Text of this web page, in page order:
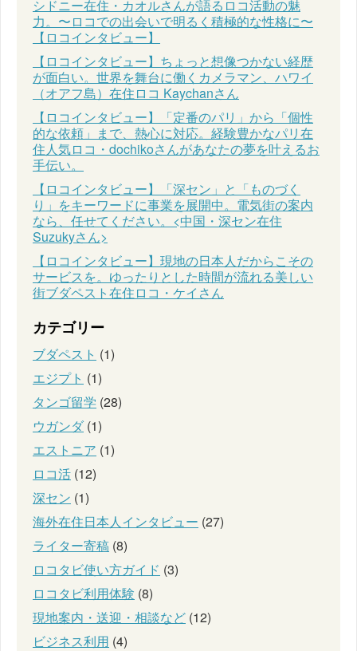
シドニー在住・カオルさんが語るロコ活動の魅
力。〜ロコでの出会いで明るく積極的な性格に〜
【ロコインタビュー】
【ロコインタビュー】ちょっと想像つかない経歴
が面白い。世界を舞台に働くカメラマン、ハワイ
（オアフ島）在住ロコ Kaychanさん
【ロコインタビュー】「定番のパリ」から「個性
的な依頼」まで、熱心に対応。経験豊かなパリ在
住人気ロコ・dochikoさんがあなたの夢を叶えるお
手伝い。
【ロコインタビュー】「深セン」と「ものづく
り」をキーワードに事業を展開中。電気街の案内
なら、任せてください。<中国・深セン在住
Suzukyさん>
【ロコインタビュー】現地の日本人だからこその
サービスを。ゆったりとした時間が流れる美しい
街ブダペスト在住ロコ・ケイさん
カテゴリー
ブダペスト (1)
エジプト (1)
タンゴ留学 (28)
ウガンダ(1)
エストニア (1)
ロコ活 (12)
深セン (1)
海外在住日本人インタビュー (27)
ライター寄稿 (8)
ロコタビ使い方ガイド (3)
ロコタビ利用体験 (8)
現地案内・送迎・相談など (12)
ビジネス利用 (4)